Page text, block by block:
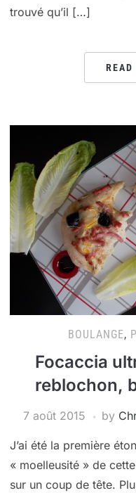
trouvé qu’il […]
READ
BOULANGE,
Focaccia
reblochon,
7 août 2015 by
J’ai été la première
« moelleusité » de
sur un coup de tête.